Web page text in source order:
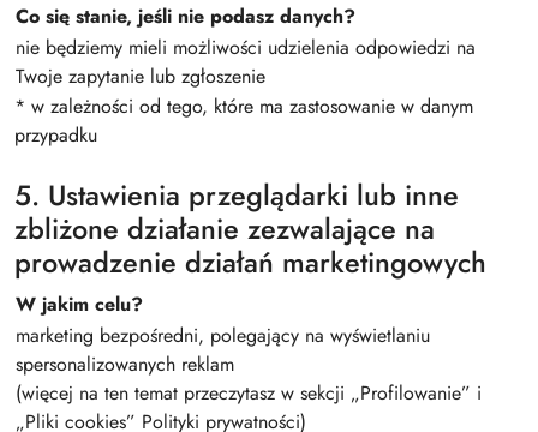
Co się stanie, jeśli nie podasz danych?
nie będziemy mieli możliwości udzielenia odpowiedzi na
Twoje zapytanie lub zgłoszenie
* w zależności od tego, które ma zastosowanie w danym
przypadku
5. Ustawienia przeglądarki lub inne
zbliżone działanie zezwalające na
prowadzenie działań marketingowych
W jakim celu?
marketing bezpośredni, polegający na wyświetlaniu
spersonalizowanych reklam
(więcej na ten temat przeczytasz w sekcji „Profilowanie” i
„Pliki cookies” Polityki prywatności)